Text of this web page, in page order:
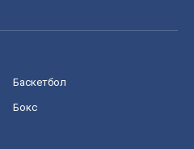
Баскетбол
Бокс